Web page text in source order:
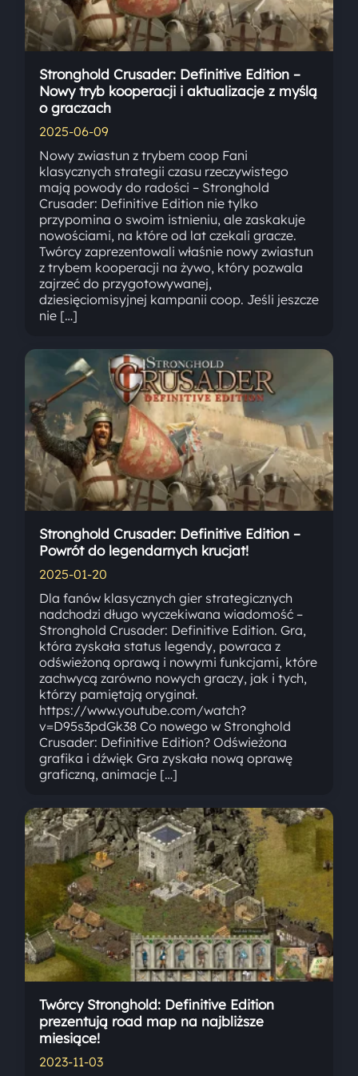
Stronghold Crusader: Definitive Edition –
Nowy tryb kooperacji i aktualizacje z myślą
o graczach
2025-06-09
Nowy zwiastun z trybem coop Fani
klasycznych strategii czasu rzeczywistego
mają powody do radości – Stronghold
Crusader: Definitive Edition nie tylko
przypomina o swoim istnieniu, ale zaskakuje
nowościami, na które od lat czekali gracze.
Twórcy zaprezentowali właśnie nowy zwiastun
z trybem kooperacji na żywo, który pozwala
zajrzeć do przygotowywanej,
dziesięciomisyjnej kampanii coop. Jeśli jeszcze
nie […]
Stronghold Crusader: Definitive Edition –
Powrót do legendarnych krucjat!
2025-01-20
Dla fanów klasycznych gier strategicznych
nadchodzi długo wyczekiwana wiadomość –
Stronghold Crusader: Definitive Edition. Gra,
która zyskała status legendy, powraca z
odświeżoną oprawą i nowymi funkcjami, które
zachwycą zarówno nowych graczy, jak i tych,
którzy pamiętają oryginał.
https://www.youtube.com/watch?
v=D95s3pdGk38 Co nowego w Stronghold
Crusader: Definitive Edition? Odświeżona
grafika i dźwięk Gra zyskała nową oprawę
graficzną, animacje […]
Twórcy Stronghold: Definitive Edition
prezentują road map na najbliższe
miesiące!
2023-11-03